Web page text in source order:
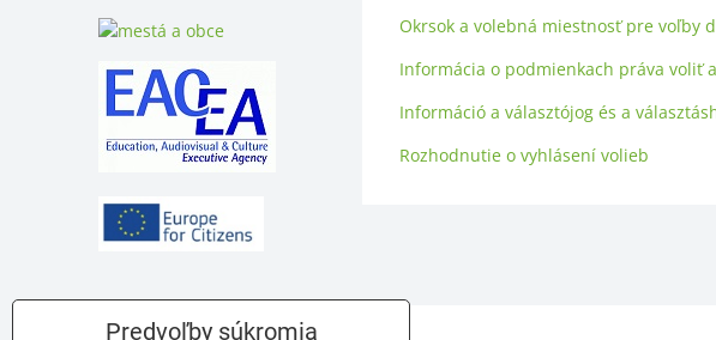
Okrsok a volebná miestnosť pre voľby
Informácia o podmienkach práva voliť
Információ a választójog és a
Rozhodnutie o vyhlásení volieb
Predvoľby súkromia